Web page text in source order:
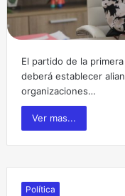
El partido de la
deberá establecer
organizaciones…
Ver mas...
Política